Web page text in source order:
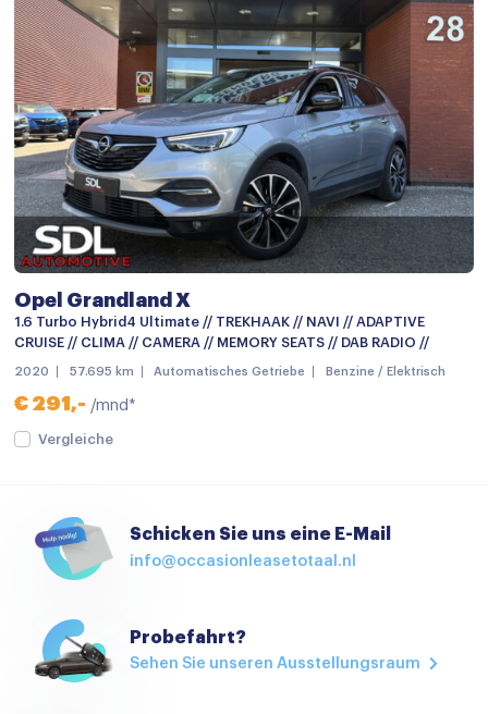
Climate control
Comfortstoel(en)
Cruise control
Cruisecontrol
Elektrische ramen achter
Elektrische ramen voor
Hoofdsteunen achter
Passagiersstoel in hoogte verstelbaar
Regensensor
Stuurbekrachtiging
Stuurbekrachtiging snelheidsafhankelijk
Achteruitrijcamera
Airbag(s) hoofd achter
Airbag(s) side voor
Airbag bestuurder
Opel Grandland X
1.6 Turbo Hybrid4 Ultimate // TREKHAAK // NAVI // ADAPTIVE
CRUISE // CLIMA // CAMERA // MEMORY SEATS // DAB RADIO //
2020 57.695 km Automatisches Getriebe Benzine / Elektrisch
€ 291,- /mnd*
Vergleiche
Schicken Sie uns eine E-Mail
info@occasionleasetotaal.nl
Probefahrt?
Sehen Sie unseren Ausstellungsraum